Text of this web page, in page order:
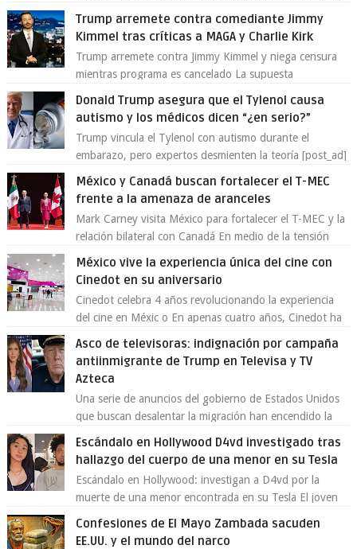
Trump arremete contra comediante Jimmy
Kimmel tras críticas a MAGA y Charlie Kirk
Trump arremete contra Jimmy Kimmel y niega censura
mientras programa es cancelado La supuesta
Donald Trump asegura que el Tylenol causa
autismo y los médicos dicen “¿en serio?”
Trump vincula el Tylenol con autismo durante el
embarazo, pero expertos desmienten la teoría [post_ad]
México y Canadá buscan fortalecer el T-MEC
frente a la amenaza de aranceles
Mark Carney visita México para fortalecer el T-MEC y la
relación bilateral con Canadá En medio de la tensión
México vive la experiencia única del cine con
Cinedot en su aniversario
Cinedot celebra 4 años revolucionando la experiencia
del cine en Méxic o En apenas cuatro años, Cinedot ha
Asco de televisoras: indignación por campaña
antiinmigrante de Trump en Televisa y TV
Azteca
Una serie de anuncios del gobierno de Estados Unidos
que buscan desalentar la migración han encendido la
Escándalo en Hollywood D4vd investigado tras
hallazgo del cuerpo de una menor en su Tesla
Escándalo en Hollywood: investigan a D4vd por la
muerte de una menor encontrada en su Tesla El joven
Confesiones de El Mayo Zambada sacuden
EE.UU. y el mundo del narco